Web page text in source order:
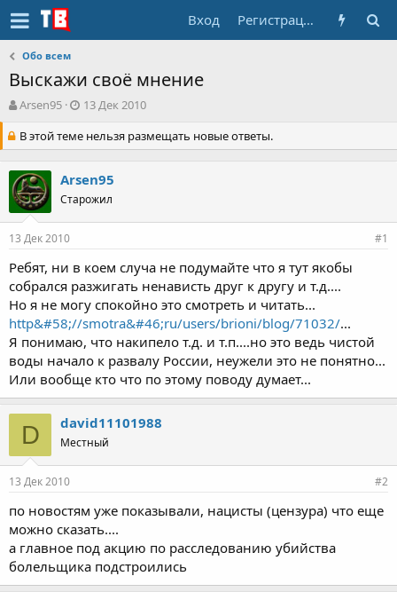
Вход Регистрация
Обо всем
Выскажи своё мнение
А
т
о
р
т
е
м
ы
Arsen95
Д
т
а
а
ч
13 Дек 2010
В этой теме нельзя размещать новые ответы.
Arsen95
Старожил
13 Дек 2010 #1
Ребят, ни в коем случа не подумайте что я тут якобы
собрался разжигать ненависть друг к другу и т.д....
Но я не могу спокойно это смотреть и читать...
http&#58;//smotra&#46;ru/users/brioni/blog/71032/...
Я понимаю, что накипело т.д. и т.п....но это ведь чистой
воды начало к развалу России, неужели это не понятно...
Или вообще кто что по этому поводу думает...
D david11101988
Местный
13 Дек 2010 #2
по новостям уже показывали, нацисты (цензура) что еще
можно сказать....
а главное под акцию по расследованию убийства
болельщика подстроились